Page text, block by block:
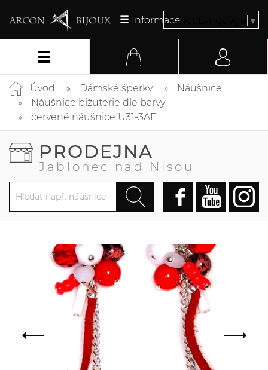
InformaceSelect Language ▼
Úvod Dámské šperky
Náušnice
Náušnice bižuterie dle barvy
červené náušnice U31-3AF
PRODEJNA
Jablonec nad Nisou